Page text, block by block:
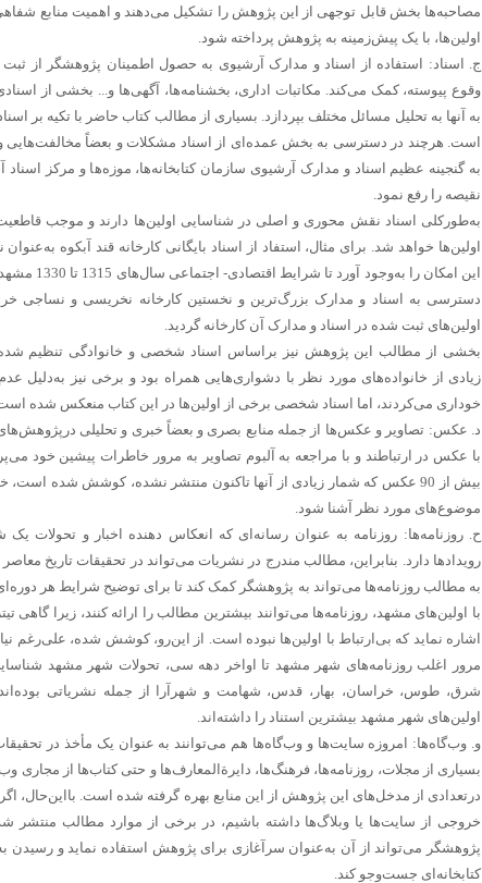
مصاحبه‌ها بخش قابل توجهی از این پژوهش را تشکیل می‌دهند و اهمیت منابع
اولین‌ها، با یک پیش‌زمینه به پژوهش پرداخته شود.
ج. اسناد: استفاده از اسناد و مدارک آرشیوی به حصول اطمینان پژوهشگر از ثبت
وقوع پیوسته، کمک می‌کند. مکاتبات اداری، بخشنامه‌ها، آگهی‌ها و... بخشی از
به آنها به تحلیل مسائل مختلف بپردازد. بسیاری از مطالب کتاب حاضر با تکیه‌ بر
است. هرچند در دسترسی به بخش عمده‌ای از اسناد مشکلات و بعضاً مخالفت‌هایی
به گنجینه عظیم اسناد و مدارک آرشیوی سازمان کتابخانه‌ها، موزه‌ها و مرکز
نقیصه را رفع نمود.
به‌طورکلی اسناد نقش محوری و اصلی در شناسایی اولین‌ها دارند و موجب
اولین‌ها خواهد شد. برای مثال، استفاد از اسناد بایگانی کارخانه قند آبکوه
این امکان را
دسترسی به اسناد و مدارک بزرگ‌ترین و نخستین کارخانه نخریسی و نساجی
اولین‌های ثبت شده در اسناد و مدارک آن کارخانه گردید.
بخشی از مطالب این پژوهش نیز براساس اسناد شخصی و خانوادگی تنظیم
زیادی از خانواده‌های مورد نظر با دشواری‌هایی همراه بود و برخی نیز به‌دلیل عدم
خوداری می‌کردند، اما اسناد شخصی برخی از اولین‌ها در این کتاب منعکس شده
د. عکس: تصاویر و عکس‌ها از جمله منابع بصری و بعضاً خبری و تحلیلی
با عکس در ارتباطند و با مراجعه به آلبوم تصاویر به مرور خاطرات پیشین خود
بیش از 90 عکس که شمار زیادی از آنها تاکنون منتشر نشده، کوشش شده است،
موضوع‌های مورد نظر آشنا شود.
ح. روزنامه‌ها: روزنامه به عنوان رسانه‌ای که انعکاس دهنده اخبار و
رویدادها دارد. بنابراین، مطالب مندرج در نشریات می‌تواند در تحقیقات تاریخ
به مطالب روزنامه‌ها می‌تواند به پژوهشگر کمک کند تا برای توضیح شرایط هر دوره‌ای
با اولین‌های مشهد، روزنامه‌ها می‌توانند بیشترین مطالب را ارائه کنند، زیرا
اشاره نماید که بی‌ارتباط با اولین‌ها نبوده است. از این‌رو، کوشش شده، علی‌رغم
مرور اغلب روزنامه‌های شهر مشهد تا اواخر دهه سی، تحولات شهر مشهد
شرق، طوس، خراسان، بهار، قدس، شهامت و شهرآرا از جمله نشریاتی
اولین‌های شهر مشهد بیشترین استناد را داشته‌اند.
و. وب‌گاه‌ها: امروزه سایت‌ها و وب‌گاه‌ها هم می‌توانند به عنوان یک مأخذ در
بسیاری از مجلات، روزنامه‌ها، فرهنگ‌ها، دایرةالمعارف‌ها و حتی کتاب‌ها از مجاری وب
درتعدادی از مدخل‌های این پژوهش از این منابع بهره گرفته شده است. بااین‌حال،
خروجی از سایت‌ها یا وبلاگ‌ها داشته باشیم، در برخی از موارد مطالب منتشر
پژوهشگر می‌تواند از آن به‌عنوان سرآغازی برای پژوهش استفاده نماید و رسیدن به
کتابخانه‌ای جست‌وجو کند.